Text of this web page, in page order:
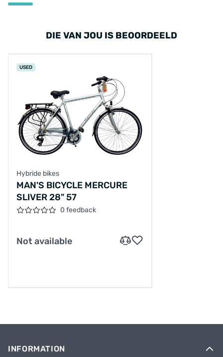
DIE VAN JOU IS BEOORDEELD
USED
Hybride bikes
MAN'S BICYCLE MERCURE
SLIVER 28" 57
0 feedback
Not available
INFORMATION